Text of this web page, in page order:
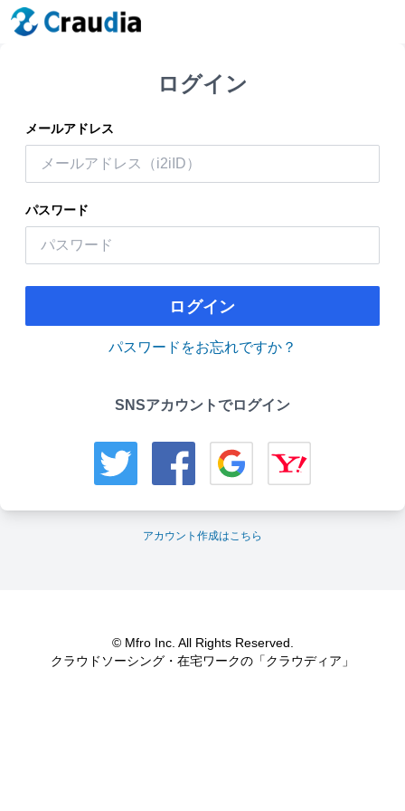
ログイン
メールアドレス
パスワード
ログイン
パスワードをお忘れですか？
SNSアカウントでログイン
アカウント作成はこちら
© Mfro Inc. All Rights Reserved.
クラウドソーシング・在宅ワークの「クラウディア」